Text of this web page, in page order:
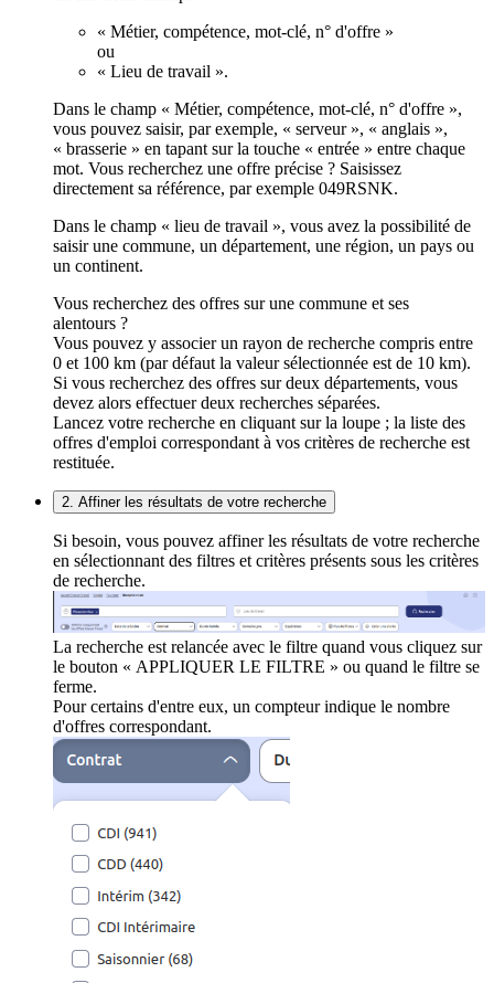
« Métier, compétence, mot-clé, n° d'offre »
ou
« Lieu de travail ».
Dans le champ « Métier, compétence, mot-clé, n° d'offre »,
vous pouvez saisir, par exemple, « serveur », « anglais »,
« brasserie » en tapant sur la touche « entrée » entre chaque
mot. Vous recherchez une offre précise ? Saisissez
directement sa référence, par exemple 049RSNK.
Dans le champ « lieu de travail », vous avez la possibilité de
saisir une commune, un département, une région, un pays ou
un continent.
Vous recherchez des offres sur une commune et ses
alentours ?
Vous pouvez y associer un rayon de recherche compris entre
0 et 100 km (par défaut la valeur sélectionnée est de 10 km).
Si vous recherchez des offres sur deux départements, vous
devez alors effectuer deux recherches séparées.
Lancez votre recherche en cliquant sur la loupe ; la liste des
offres d'emploi correspondant à vos critères de recherche est
restituée.
2. Affiner les résultats de votre recherche
Si besoin, vous pouvez affiner les résultats de votre recherche
en sélectionnant des filtres et critères présents sous les critères
de recherche.
La recherche est relancée avec le filtre quand vous cliquez sur
le bouton « APPLIQUER LE FILTRE » ou quand le filtre se
ferme.
Pour certains d'entre eux, un compteur indique le nombre
d'offres correspondant.